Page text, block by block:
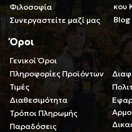
Φιλοσοφία
Συνεργαστείτε μαζί μας
κου
Blog
Όροι
Γενικοί Όροι
Πληροφορίες Προϊόντων
Τιμές
Διαθεσιμότητα
Τρόποι Πληρωμής
Παραδόσεις